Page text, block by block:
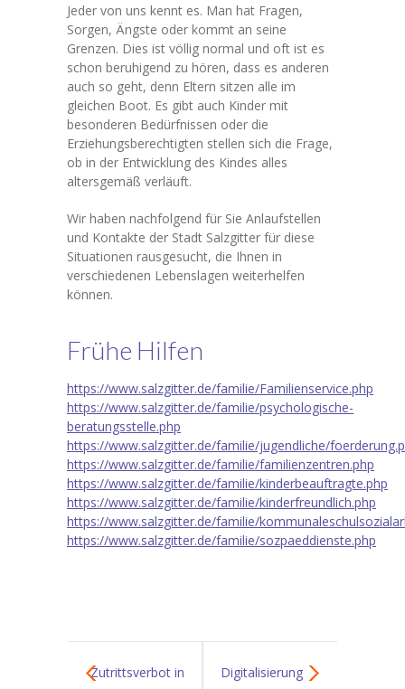
-- Unser Team
---- Schulleitung
---- Lehrkräfte
---- Schulsozialarbeit
---- Mitarbeitende
-- Unterrichtsorganisation
---- Tagesablauf
Unterricht
Ganztag
-- Mittagessen
-- Ganztagsangebote
-- Nachmittagsbetreuung
-- Schulverein
Jeder von uns kennt es. Man hat Fragen,
Sorgen, Ängste oder kommt an seine
Grenzen. Dies ist völlig normal und oft ist es
schon beruhigend zu hören, dass es anderen
auch so geht, denn Eltern sitzen alle im
gleichen Boot. Es gibt auch Kinder mit
besonderen Bedürfnissen oder die
Erziehungsberechtigten stellen sich die Frage,
ob in der Entwicklung des Kindes alles
altersgemäß verläuft.
Wir haben nachfolgend für Sie Anlaufstellen
und Kontakte der Stadt Salzgitter für diese
Situationen rausgesucht, die Ihnen in
verschiedenen Lebenslagen weiterhelfen
können.
Frühe Hilfen
https://www.salzgitter.de/familie/Familienservice.php
https://www.salzgitter.de/familie/psychologische-
beratungsstelle.php
https://www.salzgitter.de/familie/jugendliche/
https://www.salzgitter.de/familie/familienzentren.php
https://www.salzgitter.de/familie/kinderbeauftragte.php
https://www.salzgitter.de/familie/kinderfreundlich.php
https://www.salzgitter.de/familie/
https://www.salzgitter.de/familie/sozpaeddienste.php
Zutrittsverbot in Digitalisierung